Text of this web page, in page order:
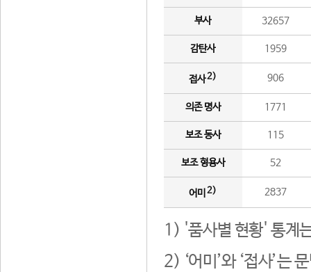
부사 32657
감탄사 1959
접사2) 906
의존 명사 1771
보조 동사 115
보조 형용사 52
어미 2) 2837
1) '품사별 현황' 통계
2) ‘어미’와 ‘접사’는